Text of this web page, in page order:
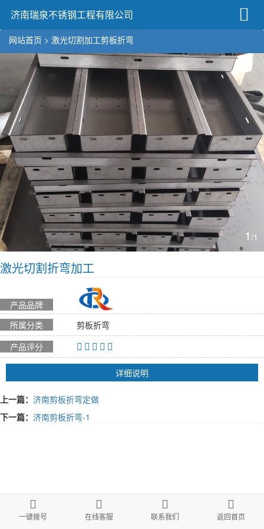
济南瑞泉不锈钢工程有限公司
网站首页 > 激光切割加工剪板折弯
1 /1
激光切割折弯加工
产品品牌
所属分类
剪板折弯
产品评分
详细说明
上一篇： 济南剪板折弯定做
下一篇： 济南剪板折弯-1
一键拨号 在线客服 联系我们 返回首页